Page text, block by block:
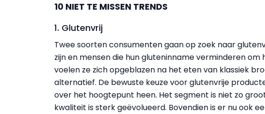
10 NIET TE MISSEN TRENDS
1. Glutenvrij
Twee soorten consumenten gaan op zoek naar
zijn en mensen die hun gluteninname verminderen om
voelen ze zich opgeblazen na het eten van klassiek
alternatief. De bewuste keuze voor glutenvrije
over het hoogtepunt heen. Het segment is niet zo
kwaliteit is sterk geëvolueerd. Bovendien is er nu ook